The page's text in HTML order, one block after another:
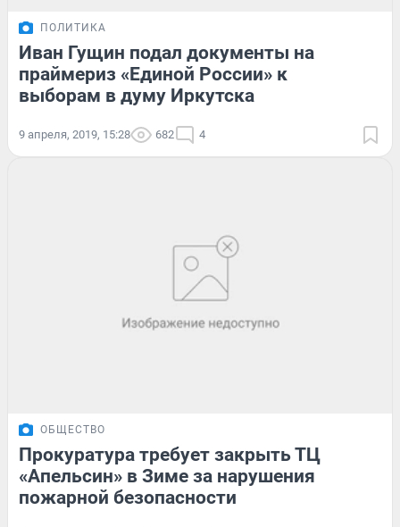
ПОЛИТИКА
Иван Гущин подал документы на
праймериз «Единой России» к
выборам в думу Иркутска
9 апреля, 2019, 15:28 682 4
ОБЩЕСТВО
Прокуратура требует закрыть ТЦ
«Апельсин» в Зиме за нарушения
пожарной безопасности